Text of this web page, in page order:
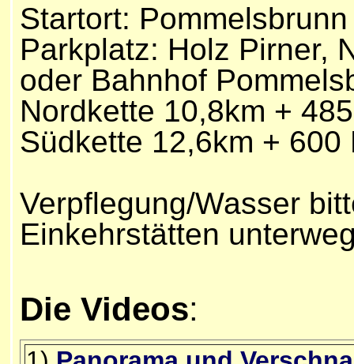
Startort:
Parkplatz: Holz Pirner,
oder Bahnhof
Nordkette 10,8km +
Südkette 12,6km + 600
Verpflegung/Wasser
Einkehrstätten
Die Videos: